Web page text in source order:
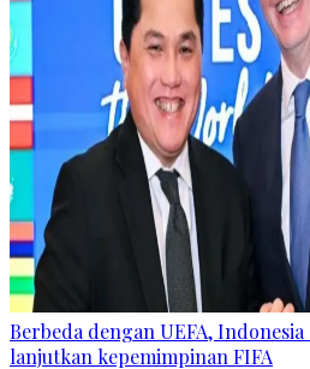
Berbeda dengan UEFA,
lanjutkan kepemimpinan FIFA